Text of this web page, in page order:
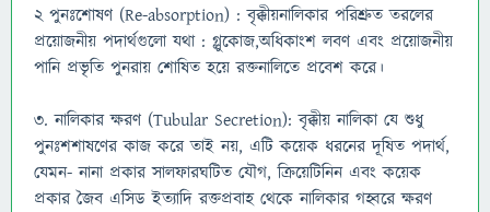
২ পুনঃশােষণ (Re-absorption) : বৃক্কীয়নালিকার পরিশ্রুত তরলের
প্রয়ােজনীয় পদার্থগুলাে যথা : গ্লুকোজ,অধিকাংশ লবণ এবং প্রয়ােজনীয়
পানি প্রভৃতি পুনরায় শােষিত হয়ে রক্তনালিতে প্রবেশ করে।
৩. নালিকার ক্ষরণ (Tubular Secretion): বৃক্কীয় নালিকা যে শুধু
পুনঃশশাষণের কাজ করে তাই নয়, এটি কয়েক ধরনের দূষিত পদার্থ,
যেমন- নানা প্রকার সালফারঘটিত যৌগ, ক্রিয়েটিনিন এবং কয়েক
প্রকার জৈব এসিড ইত্যাদি রক্তপ্রবাহ থেকে নালিকার গহ্বরে ক্ষরণ